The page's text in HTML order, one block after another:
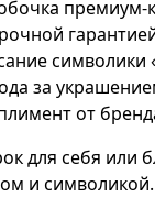
премиум-
символики
за
от
для себя или
и символикой.